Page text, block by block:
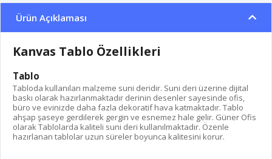
Ürün Açıklaması
Kanvas Tablo Özellikleri
Tablo
Tabloda kullanılan malzeme suni deridir. Suni deri üzerine dijital
baskı olarak hazırlanmaktadır derinin desenler sayesinde ofis,
büro ve evinizde daha fazla dekoratif hava katmaktadır. Tablo
ahşap şaseye gerdilerek gergin ve esnemez hale gelir. Güner Ofis
olarak Tablolarda kaliteli suni deri kullanılmaktadır. Özenle
hazırlanan tablolar uzun süreler boyunca kalitesini korur.